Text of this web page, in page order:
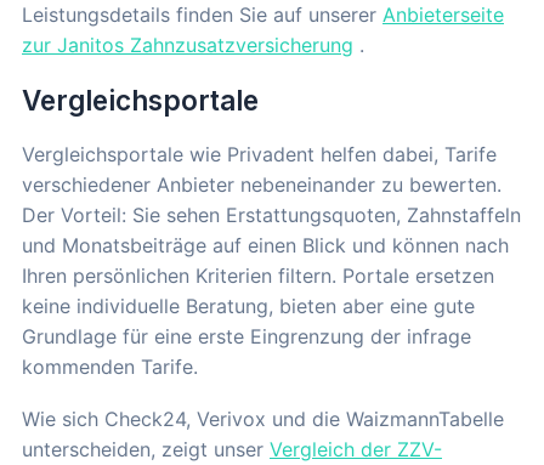
Leistungsdetails finden Sie auf unserer Anbieterseite
zur Janitos Zahnzusatzversicherung .
Vergleichsportale
Vergleichsportale wie Privadent helfen dabei, Tarife
verschiedener Anbieter nebeneinander zu bewerten.
Der Vorteil: Sie sehen Erstattungsquoten, Zahnstaffeln
und Monatsbeiträge auf einen Blick und können nach
Ihren persönlichen Kriterien filtern. Portale ersetzen
keine individuelle Beratung, bieten aber eine gute
Grundlage für eine erste Eingrenzung der infrage
kommenden Tarife.
Wie sich Check24, Verivox und die WaizmannTabelle
unterscheiden, zeigt unser Vergleich der ZZV-